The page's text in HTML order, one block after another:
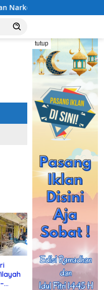
Tengah, GDAN
tutup